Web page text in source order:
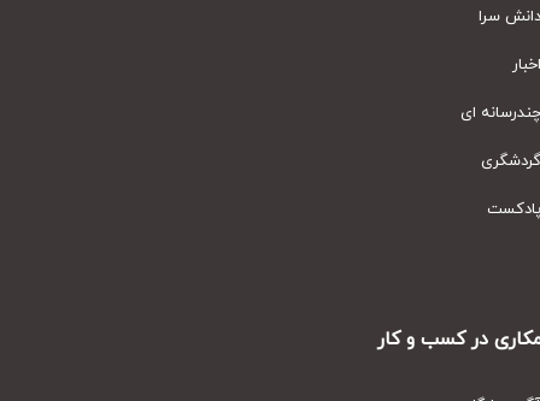
سرا
ای
در کسب و کار